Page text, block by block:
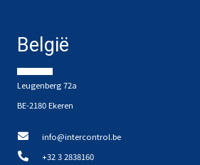
België
Leugenberg 72a
BE-2180 Ekeren
info@intercontrol.be
+32 3 2838160